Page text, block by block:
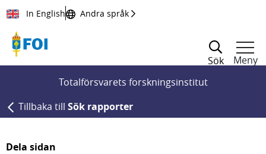
Till innehållet
In English Andra språk
Sök
Meny
Totalförsvarets forskningsinstitut
Tillbaka till Sök rapporter
Dela sidan